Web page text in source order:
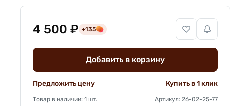
4 500 ₽ +135
Добавить в корзину
Предложить цену Купить в 1 клик
Товар в наличии: 1 шт. Артикул: 26-02-25-77